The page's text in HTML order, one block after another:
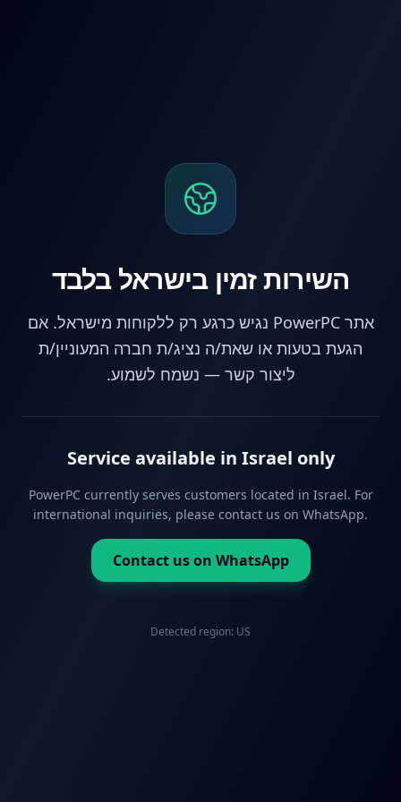
השירות זמין בישראל בלבד
אתר PowerPC נגיש כרגע רק ללקוחות מישראל. אם
הגעת בטעות או שאת/ה נציג/ת חברה המעוניין/ת
ליצור קשר — נשמח לשמוע.
Service available in Israel only
PowerPC currently serves customers located in Israel. For
international inquiries, please contact us on WhatsApp.
Contact us on WhatsApp
Detected region: US